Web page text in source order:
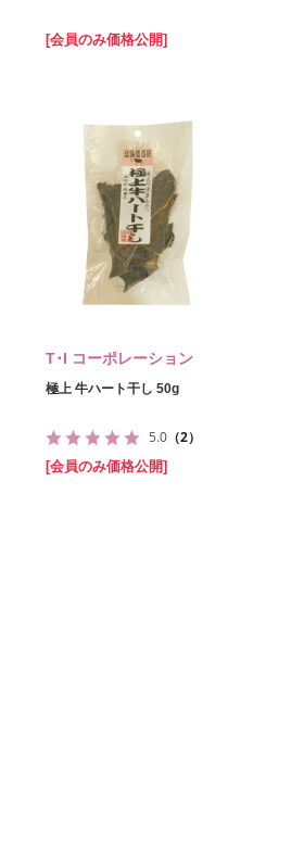
[会員のみ価格公開]
T･I コーポレーション
極上 牛ハート干し 50g
5.0 （2）
[会員のみ価格公開]